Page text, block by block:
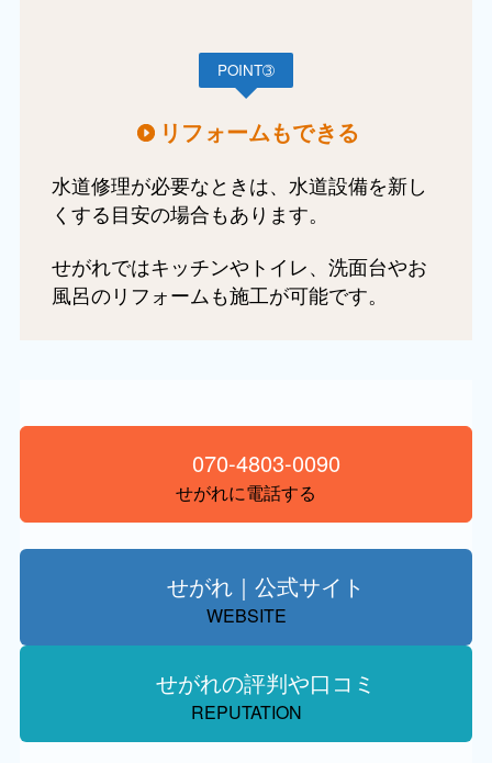
POINT➂
リフォームもできる
水道修理が必要なときは、水道設備を新し
くする目安の場合もあります。
せがれではキッチンやトイレ、洗面台やお
風呂のリフォームも施工が可能です。
070-4803-0090
せがれに電話する
せがれ｜公式サイト
WEBSITE
せがれの評判や口コミ
REPUTATION